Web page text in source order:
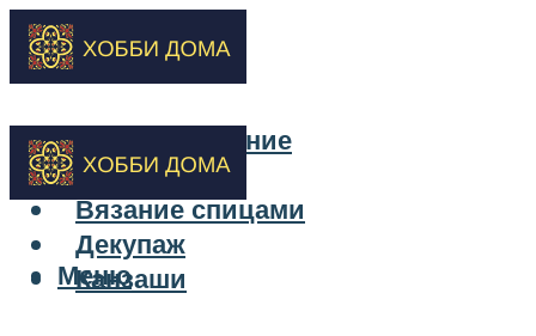
Бисероплетение
Вышивка
Вязание спицами
Декупаж
Канзаши
Меню